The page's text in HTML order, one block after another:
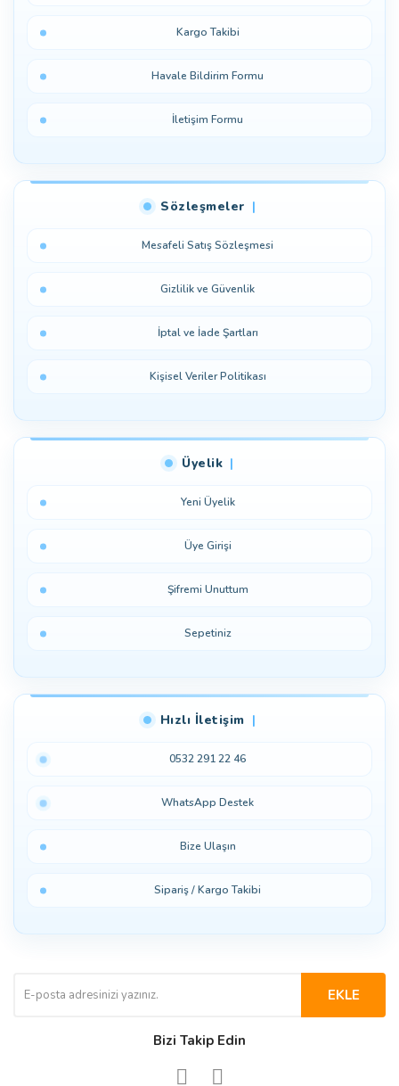
Kargo Takibi
Havale Bildirim Formu
İletişim Formu
Sözleşmeler
Mesafeli Satış Sözleşmesi
Gizlilik ve Güvenlik
İptal ve İade Şartları
Kişisel Veriler Politikası
Üyelik
Yeni Üyelik
Üye Girişi
Şifremi Unuttum
Sepetiniz
Hızlı İletişim
0532 291 22 46
WhatsApp Destek
Bize Ulaşın
Sipariş / Kargo Takibi
EKLE
Bizi Takip Edin